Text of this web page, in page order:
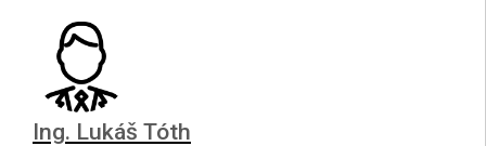
Ing. Lukáš Tóth